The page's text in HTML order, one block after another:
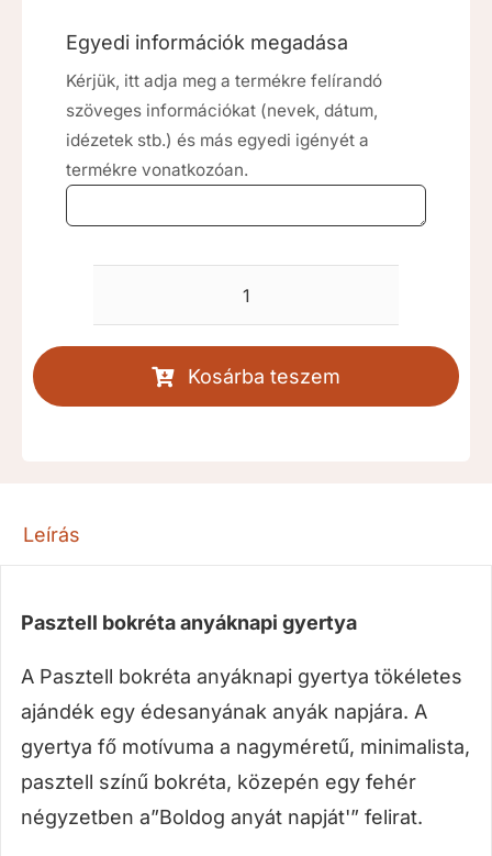
Egyedi információk megadása
Kérjük, itt adja meg a termékre felírandó
szöveges információkat (nevek, dátum,
idézetek stb.) és más egyedi igényét a
termékre vonatkozóan.
Pasztell
anyáknapi
gyertya
Kosárba teszem
Leírás
Pasztell bokréta anyáknapi gyertya
A Pasztell bokréta anyáknapi gyertya tökéletes
ajándék egy édesanyának anyák napjára. A
gyertya fő motívuma a nagyméretű, minimalista,
pasztell színű bokréta, közepén egy fehér
négyzetben a”Boldog anyát napját'” felirat.